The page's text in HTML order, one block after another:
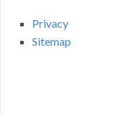
Privacy
Sitemap